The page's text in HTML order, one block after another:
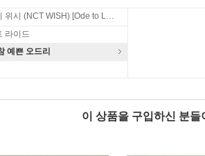
엔시티 위시 (NCT WISH) [Ode to Love]
라이드
예쁜 오드리
이 상품을 구입하신 분